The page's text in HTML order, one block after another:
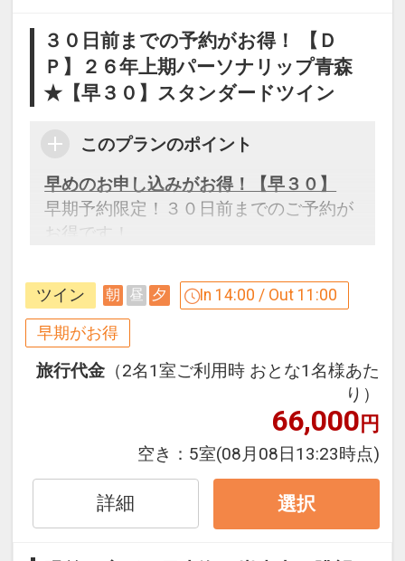
３０日前までの予約がお得！ 【Ｄ
Ｐ】２６年上期パーソナリップ青森
★【早３０】スタンダードツイン
このプランのポイント
早めのお申し込みがお得！【早３０】
早期予約限定！３０日前までのご予約が
お得です！
す。２９日前以降の人数変更、おとな・
こどもの内訳変更はできません。
●アーリーチェックイン１４：００でＯ
●お誕生日が宿泊日の前後７日間の方に
ワンドリンクサービス（ご本人のみ／滞
在中１回）
ツイン 朝 昼 夕 In 14:00 / Out 11:00
早期がお得
旅行代金 （2名1室ご利用時 おとな1名様あた
り）
66,000円
空き： 5室(08月08日13:23時点)
詳細 選択